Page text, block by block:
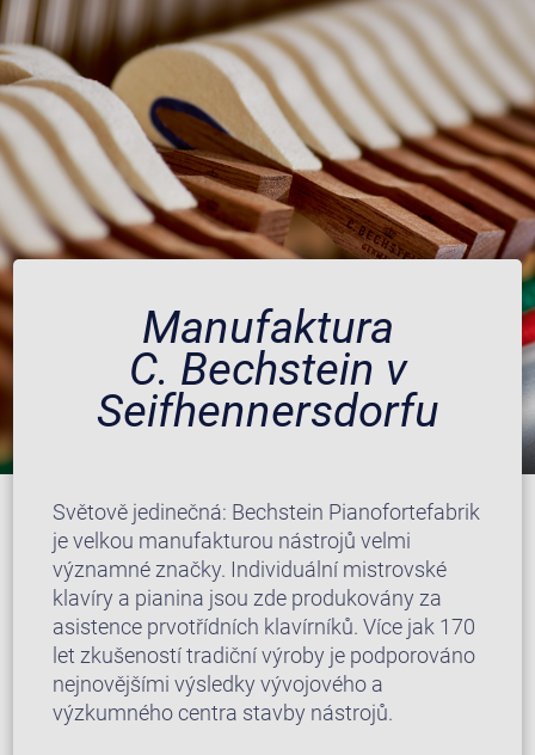
Manufaktura
C. Bechstein v
Seifhennersdorfu
Světově jedinečná: Bechstein Pianofortefabrik
je velkou manufakturou nástrojů velmi
významné značky. Individuální mistrovské
klavíry a pianina jsou zde produkovány za
asistence prvotřídních klavírníků. Více jak 170
let zkušeností tradiční výroby je podporováno
nejnovějšími výsledky vývojového a
výzkumného centra stavby nástrojů.